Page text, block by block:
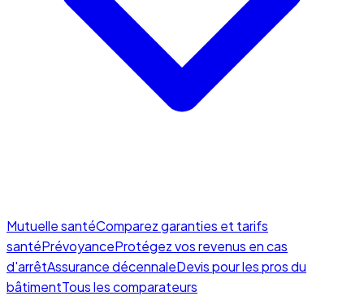
Mutuelle santéComparez garanties et tarifs
santéPrévoyanceProtégez vos revenus en cas
d'arrêtAssurance décennaleDevis pour les pros du
bâtimentTous les comparateurs